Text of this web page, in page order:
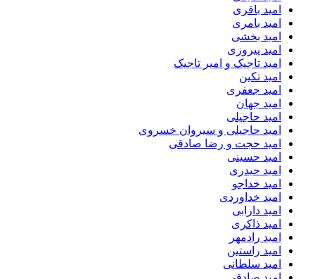
امید باقری
امید بامری
امید بخشی
امید پیروزی
امید تاجیک و امیر تاجیک
امید تکین
امید جعفری
امید جهان
امید حاجیلی
امید حاجیلی و سیروان خسروی
امید حجت و رضا صادقی
امید حسینی
امید حیدری
امید خداجو
امید خداوردی
امید دارابی
امید ذاکری
امید رادمهر
امید راستین
امید سلطانی